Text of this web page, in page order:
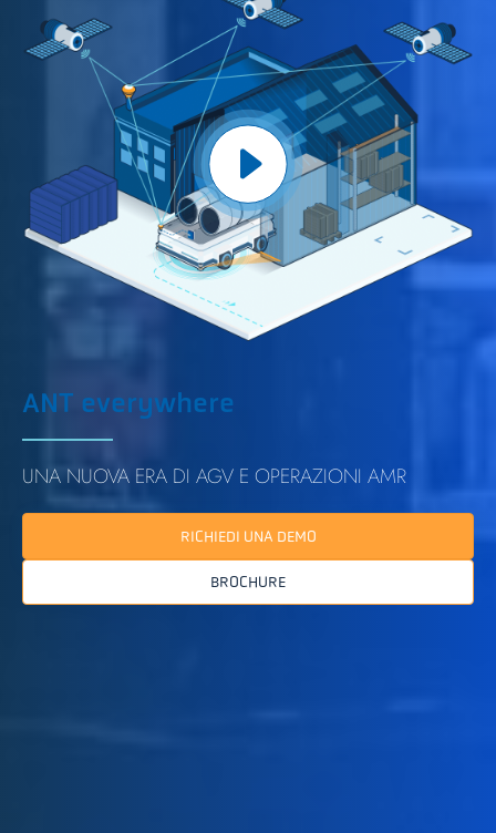
ANT everywhere
UNA NUOVA ERA DI AGV E OPERAZIONI AMR
RICHIEDI UNA DEMO
BROCHURE